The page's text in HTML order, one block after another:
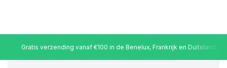
Gratis verzending vanaf €100 in de Benelux, Frankrijk en Duitsland